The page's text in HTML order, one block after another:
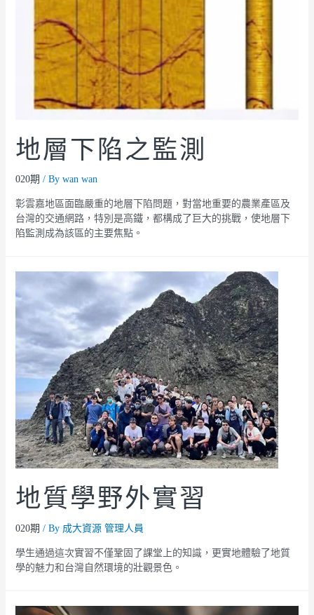
地層下陷之監測
020期 / By wan wan
彰雲嘉地區面臨嚴重的地層下陷問題，對當地重要的農業產區及
台灣的交通網路，特別是高鐵，都構成了巨大的挑戰，使地層下
陷監測成為該區的主要焦點。
地質學野外實習
020期 / By 成大資源 管理人員
學生通過這次實習不僅鞏固了課堂上的知識，更實地體驗了地質
學的魅力和台灣自然環境的壯觀景色。